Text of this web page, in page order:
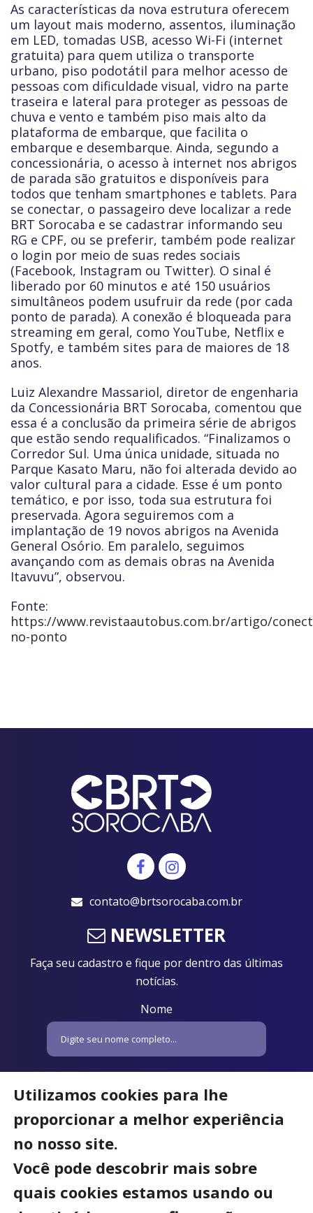
As características da nova estrutura oferecem
um layout mais moderno, assentos, iluminação
em LED, tomadas USB, acesso Wi-Fi (internet
gratuita) para quem utiliza o transporte
urbano, piso podotátil para melhor acesso de
pessoas com dificuldade visual, vidro na parte
traseira e lateral para proteger as pessoas de
chuva e vento e também piso mais alto da
plataforma de embarque, que facilita o
embarque e desembarque. Ainda, segundo a
concessionária, o acesso à internet nos abrigos
de parada são gratuitos e disponíveis para
todos que tenham smartphones e tablets. Para
se conectar, o passageiro deve localizar a rede
BRT Sorocaba e se cadastrar informando seu
RG e CPF, ou se preferir, também pode realizar
o login por meio de suas redes sociais
(Facebook, Instagram ou Twitter). O sinal é
liberado por 60 minutos e até 150 usuários
simultâneos podem usufruir da rede (por cada
ponto de parada). A conexão é bloqueada para
streaming em geral, como YouTube, Netflix e
Spotfy, e também sites para de maiores de 18
anos.
Luiz Alexandre Massariol, diretor de engenharia
da Concessionária BRT Sorocaba, comentou que
essa é a conclusão da primeira série de abrigos
que estão sendo requalificados. “Finalizamos o
Corredor Sul. Uma única unidade, situada no
Parque Kasato Maru, não foi alterada devido ao
valor cultural para a cidade. Esse é um ponto
temático, e por isso, toda sua estrutura foi
preservada. Agora seguiremos com a
implantação de 19 novos abrigos na Avenida
General Osório. Em paralelo, seguimos
avançando com as demais obras na Avenida
Itavuvu”, observou.
Fonte:
https://www.revistaautobus.com.br/artigo/
no-ponto
contato@brtsorocaba.com.br
NEWSLETTER
Faça seu cadastro e fique por dentro das últimas
notícias.
Nome
Email
Utilizamos cookies para lhe
proporcionar a melhor experiência
no nosso site.
Você pode descobrir mais sobre
quais cookies estamos usando ou